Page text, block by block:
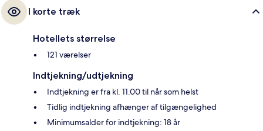
I korte træk
Hotellets størrelse
121 værelser
Indtjekning/udtjekning
Indtjekning er fra kl. 11.00 til når som helst
Tidlig indtjekning afhænger af tilgængelighed
Minimumsalder for indtjekning: 18 år